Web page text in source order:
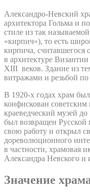
Александро-Невский
архитектора Гольма и
стиле из так
«кирпич»), то есть
кирпича, считавшегося
в архитектуре
XIII веков. Здание из
витражами и резьбой
В 1920-х годах храм
конфискован советским
краеведческий музей
был возвращен Русской
свою работу и открыл
дореволюционного
в частности, храмовая
Александра Невского
Значение